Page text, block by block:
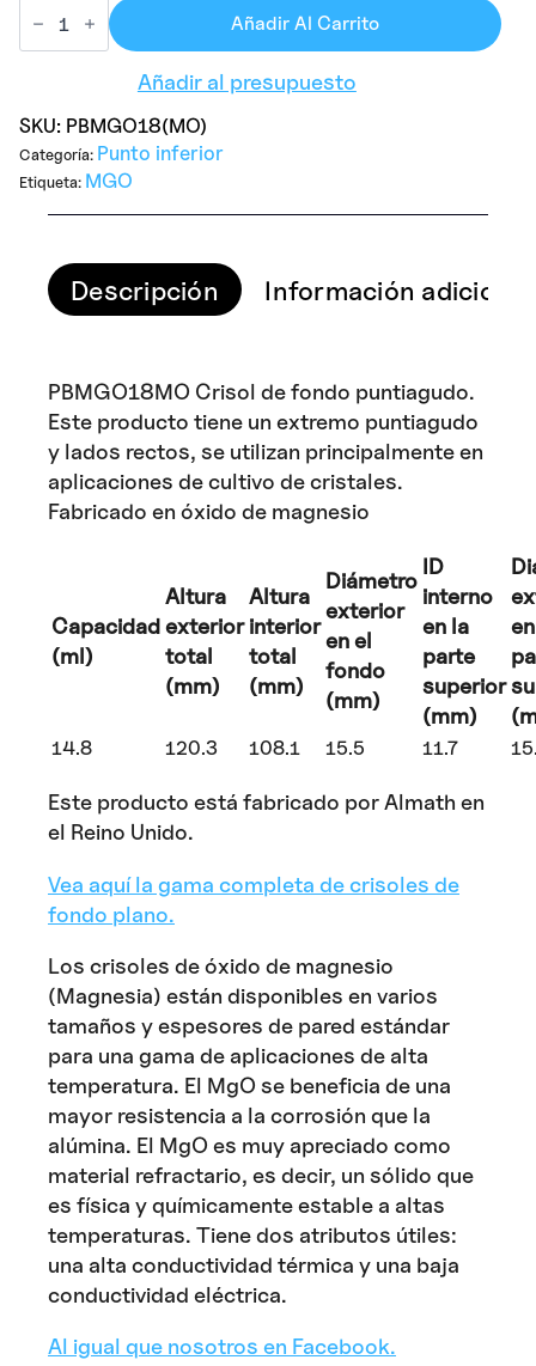
era:
€188.06.
es:
€132.67.
Añadir Al Carrito
Añadir al presupuesto
SKU: PBMGO18(MO)
Categoría: Punto inferior
Etiqueta: MGO
Descripción Información adicional
PBMGO18MO Crisol de fondo puntiagudo.
Este producto tiene un extremo puntiagudo
y lados rectos, se utilizan principalmente en
aplicaciones de cultivo de cristales.
Fabricado en óxido de magnesio
Capacidad
(ml)
Altura
exterior
total
(mm)
Altura
interior
total
(mm)
Diámetro
exterior
en el
fondo
(mm)
ID
interno
en la
parte
superior
(mm)
14.8 120.3 108.1 15.5 11.7
Este producto está fabricado por Almath en
el Reino Unido.
Vea aquí la gama completa de crisoles de
fondo plano.
Los crisoles de óxido de magnesio
(Magnesia) están disponibles en varios
tamaños y espesores de pared estándar
para una gama de aplicaciones de alta
temperatura. El MgO se beneficia de una
mayor resistencia a la corrosión que la
alúmina. El MgO es muy apreciado como
material refractario, es decir, un sólido que
es física y químicamente estable a altas
temperaturas. Tiene dos atributos útiles:
una alta conductividad térmica y una baja
conductividad eléctrica.
Al igual que nosotros en Facebook.